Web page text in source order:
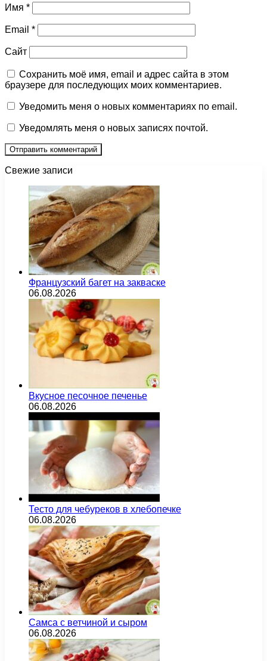
Имя *
Email *
Сайт
Сохранить моё имя, email и адрес сайта в этом
браузере для последующих моих комментариев.
Уведомить меня о новых комментариях по email.
Уведомлять меня о новых записях почтой.
Свежие записи
Французский багет на закваске
06.08.2026
Вкусное песочное печенье
06.08.2026
Тесто для чебуреков в хлебопечке
06.08.2026
Самса с ветчиной и сыром
06.08.2026